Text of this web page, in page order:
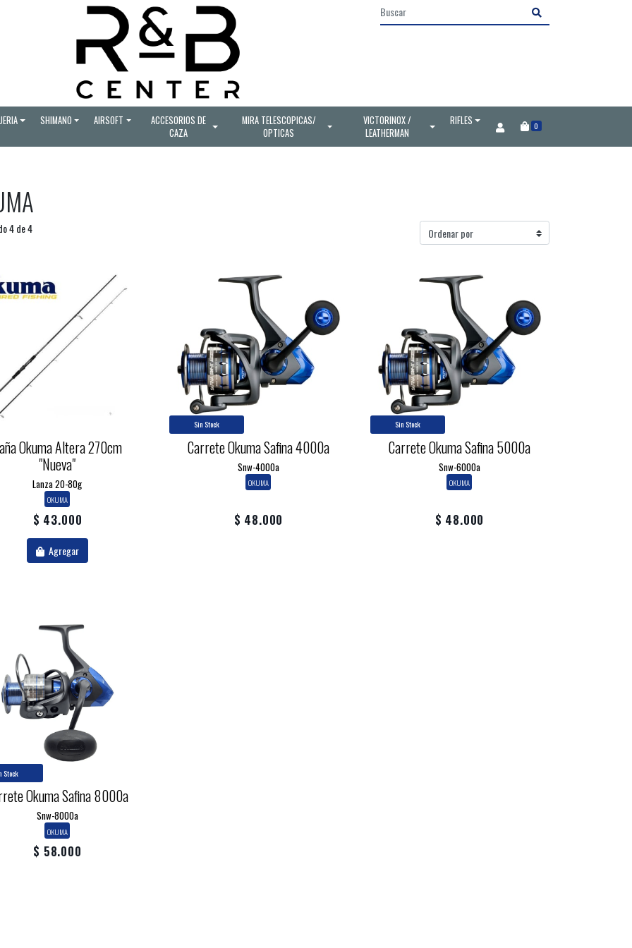
SHIMANO AIRSOFT
ACCESORIOS DE
CAZA
MIRA TELESCOPICAS/
OPTICAS
VICTORINOX /
LEATHERMAN
RIFLES 0
4 de 4
Okuma Altera 270cm
"nueva"
Lanza 20-80g
OKUMA
$ 43.000
Agregar
Sin Stock
Carrete Okuma Safina 4000a
Snw-4000a
OKUMA
$ 48.000
Sin Stock
Carrete Okuma Safina 5000a
Snw-6000a
OKUMA
$ 48.000
Stock
Okuma Safina 8000a
Snw-8000a
OKUMA
$ 58.000